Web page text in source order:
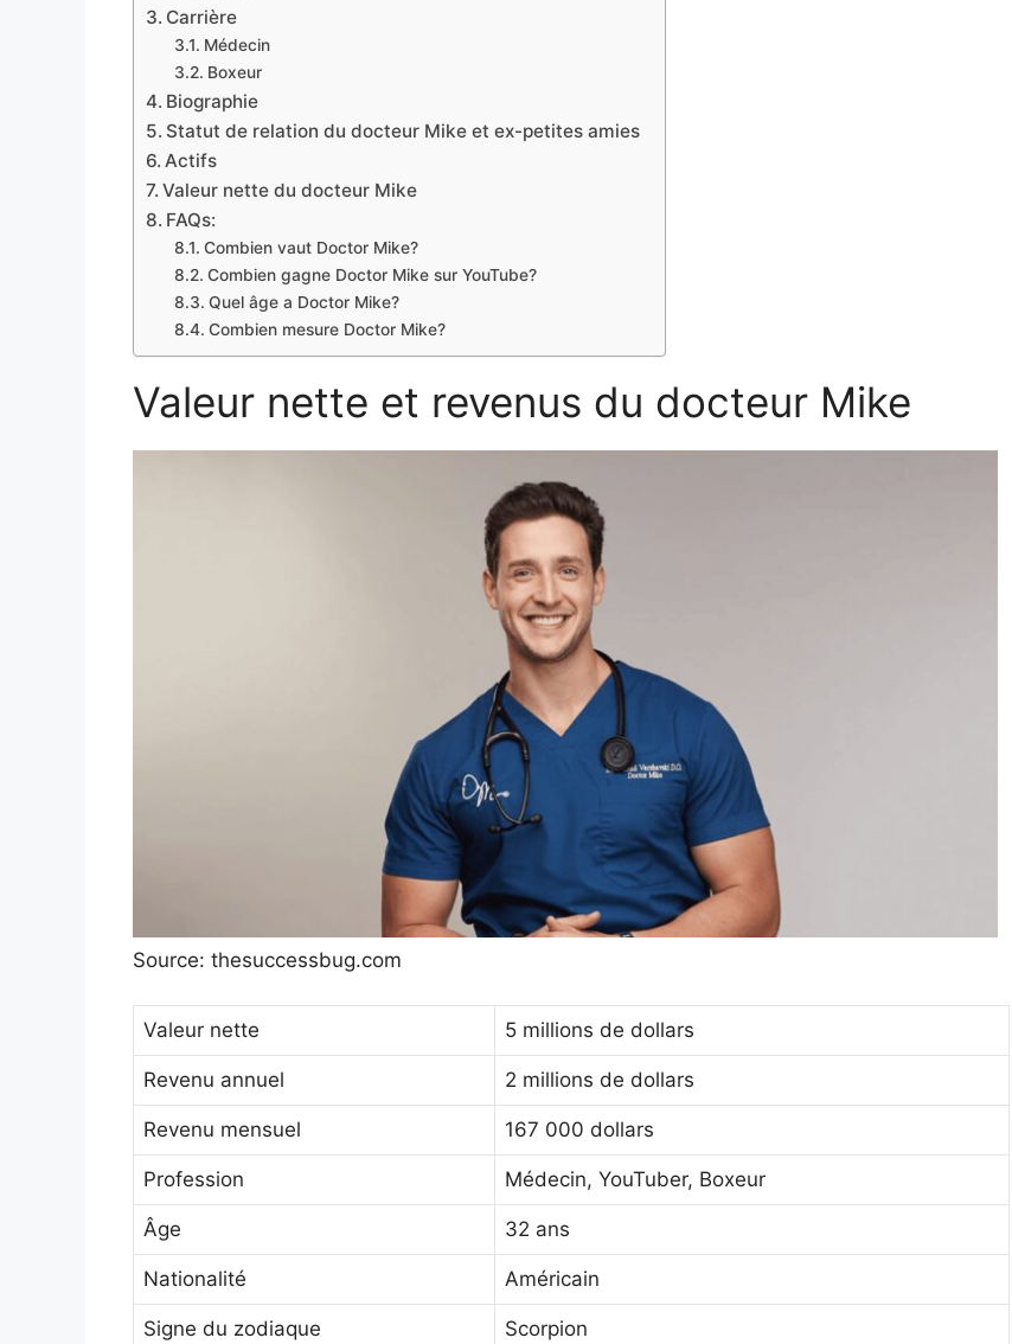
Carrière
Médecin
Boxeur
Biographie
Statut de relation du docteur Mike et ex-petites amies
Actifs
Valeur nette du docteur Mike
FAQs:
Combien vaut Doctor Mike?
Combien gagne Doctor Mike sur YouTube?
Quel âge a Doctor Mike?
Combien mesure Doctor Mike?
Valeur nette et revenus du docteur Mike
Source: thesuccessbug.com
Valeur nette 5 millions de dollars
Revenu annuel 2 millions de dollars
Revenu mensuel 167 000 dollars
Profession Médecin, YouTuber, Boxeur
Âge 32 ans
Nationalité Américain
Signe du zodiaque Scorpion